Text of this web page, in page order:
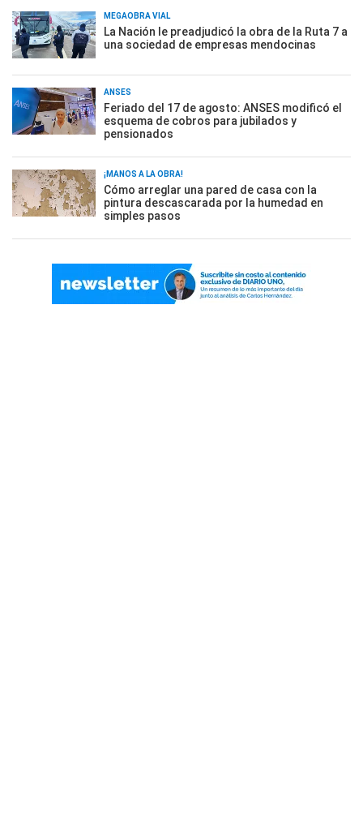
MEGAOBRA VIAL
La Nación le preadjudicó la obra de la Ruta 7 a
una sociedad de empresas mendocinas
ANSES
Feriado del 17 de agosto: ANSES modificó el
esquema de cobros para jubilados y
pensionados
¡MANOS A LA OBRA!
Cómo arreglar una pared de casa con la
pintura descascarada por la humedad en
simples pasos